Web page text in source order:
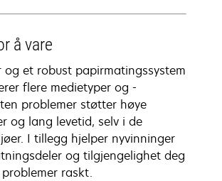
å vare
og et robust papirmatingssystem
flere medietyper og -
problemer støtter høye
og lang levetid, selv i de
I tillegg hjelper nyvinninger
og tilgjengelighet deg
raskt.